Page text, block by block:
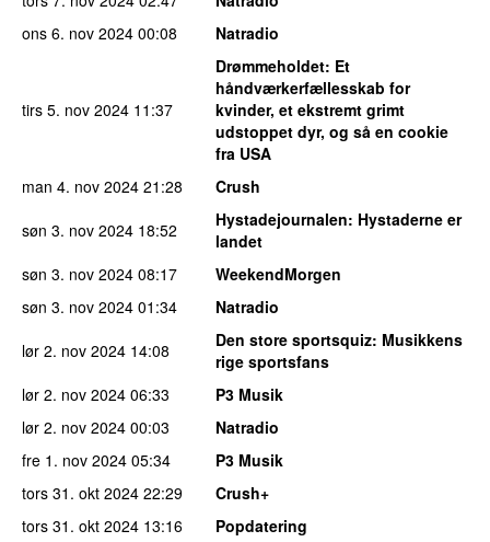
ons 6. nov 2024 00:08 Natradio
tirs 5. nov 2024 11:37
Drømmeholdet: Et
håndværkerfællesskab for
kvinder, et ekstremt grimt
udstoppet dyr, og så en cookie
fra USA
man 4. nov 2024 21:28
Crush
søn 3. nov 2024 18:52 Hystadejournalen: Hystaderne er
landet
søn 3. nov 2024 08:17
WeekendMorgen
søn 3. nov 2024 01:34
Natradio
lør 2. nov 2024 14:08 Den store sportsquiz: Musikkens
rige sportsfans
lør 2. nov 2024 06:33
P3 Musik
lør 2. nov 2024 00:03
Natradio
fre 1. nov 2024 05:34
P3 Musik
tors 31. okt 2024 22:29
Crush+
tors 31. okt 2024 13:16
Popdatering